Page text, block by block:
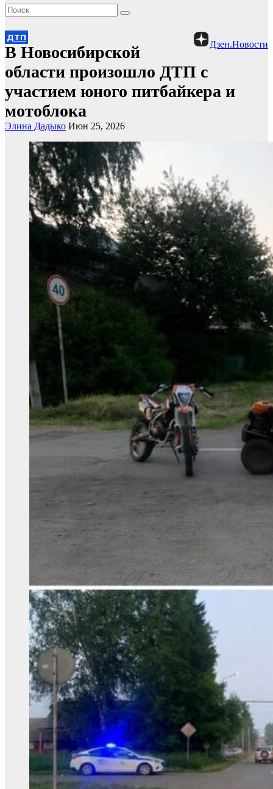
Дзен.Новости
ДТП
В Новосибирской
области произошло ДТП с
участием юного питбайкера и
мотоблока
Элина Дадыко Июн 25, 2026